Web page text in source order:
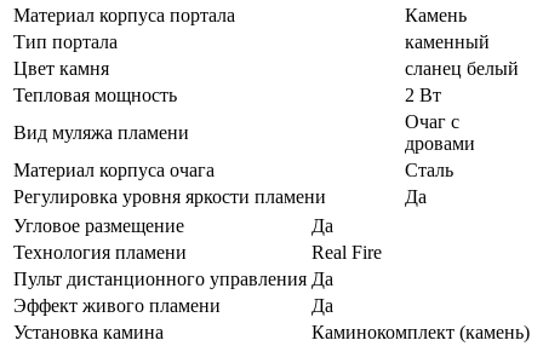
Материал корпуса портала
Камень
Тип портала
каменный
Цвет камня
сланец белый
Тепловая мощность
2 Вт
Вид муляжа пламени
Очаг с
дровами
Материал корпуса очага
Сталь
Регулировка уровня яркости пламени
Да
Угловое размещение
Да
Технология пламени
Real Fire
Пульт дистанционного управления Да
Эффект живого пламени
Да
Установка камина
Каминокомплект (камень)